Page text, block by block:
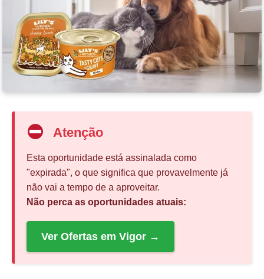
Atenção
Esta oportunidade está assinalada como
"expirada", o que significa que provavelmente já
não vai a tempo de a aproveitar.
Não perca as oportunidades atuais:
Ver Ofertas em Vigor →